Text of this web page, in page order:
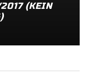
(KEIN